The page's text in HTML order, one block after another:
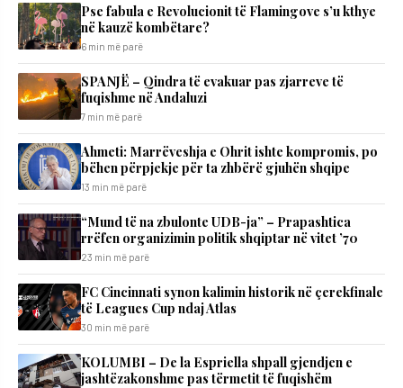
Pse fabula e Revolucionit të Flamingove s’u kthye
në kauzë kombëtare?
6 min më parë
SPANJË – Qindra të evakuar pas zjarreve të
fuqishme në Andaluzi
7 min më parë
Ahmeti: Marrëveshja e Ohrit ishte kompromis, po
bëhen përpjekje për ta zhbërë gjuhën shqipe
13 min më parë
“Mund të na zbulonte UDB-ja” – Prapashtica
rrëfen organizimin politik shqiptar në vitet ’70
23 min më parë
FC Cincinnati synon kalimin historik në çerekfinale
të Leagues Cup ndaj Atlas
30 min më parë
KOLUMBI – De la Espriella shpall gjendjen e
jashtëzakonshme pas tërmetit të fuqishëm